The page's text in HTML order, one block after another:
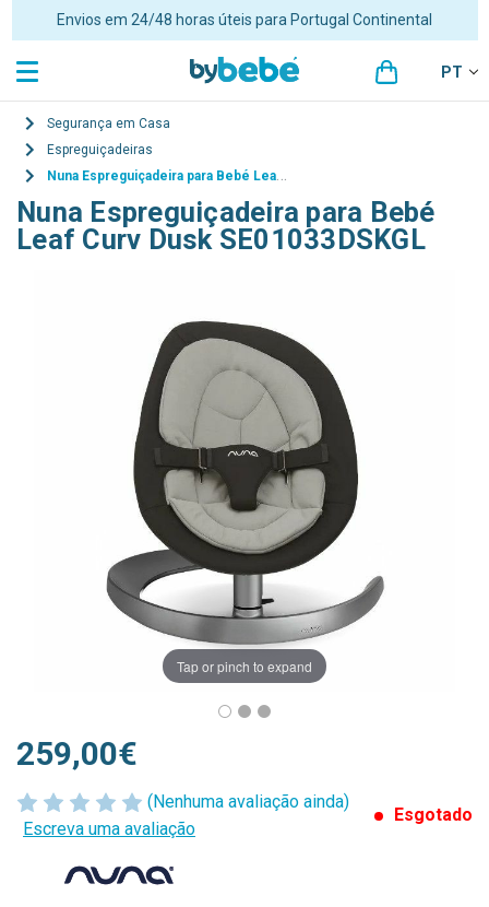
Portes grátis para encomendas superiores a 48€ para Portugal
Continental
PT
Segurança em Casa
Espreguiçadeiras
Nuna Espreguiçadeira para Bebé Leaf Curv Dusk SE01033DSKGL
Nuna Espreguiçadeira para Bebé
Leaf Curv Dusk SE01033DSKGL
Tap or pinch to expand
(Nenhuma avaliação ainda)
Escreva uma avaliação
Esgotado
259,00€